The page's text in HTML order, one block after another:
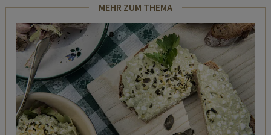
MEHR ZUM THEMA